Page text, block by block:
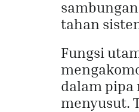
tahan
Fungsi
dalam pipa
menyusut.